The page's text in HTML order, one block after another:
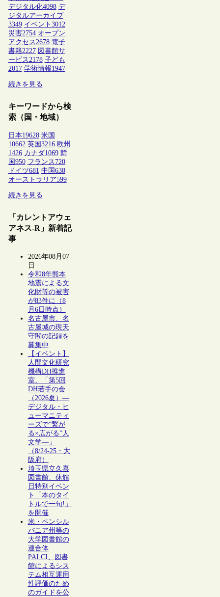
デジタル化4098 デ
ジタルアーカイブ
3349 イベント 3012
災害2754 オープン
アクセス2678 電子
書籍2227 図書館サ
ービス2178 子ども
2017 学術情報1947
続きを見る
キーワードから検
索（国・地域）
日本19628 米国
10662 英国3216 欧州
1426 カナダ1069 韓
国950 フランス 720
ドイツ681 中国638
オーストラリア599
続きを見る
「カレントアウェ
アネス-R」新着記
事
2026年08月07
日
令和8年熊本
地震による文
化財等の被害
が83件に（8
月6日時点）
名古屋市、名
古屋城の現天
守閣の記録を
募集中
【イベント】
人間文化研究
機構DH推進
室、「第5回
DH若手の会
（2026夏）―
デジタル・ヒ
ューマニティ
ーズで“繋が
る×広がる”人
文学―」
（8/24-25・大
阪府）
埼玉県立久喜
図書館、休館
日特別イベン
ト「本のタイ
トルで一句!」
を開催
米・ペンシル
バニア州等の
大学図書館の
連合体
PALCI、図書
館によるシス
テム相互運用
性評価のため
のガイドを公